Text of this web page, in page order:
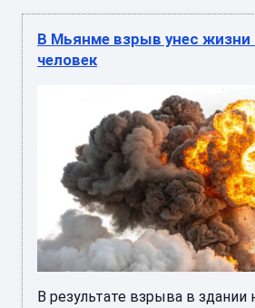
В Мьянме взрыв унес жизни
человек
В результате взрыва в здании